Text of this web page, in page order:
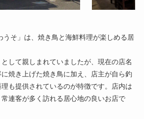
うそ」は、焼き鳥と海鮮料理が楽しめる居
して親しまれていましたが、現在の店名
焼き上げた焼き鳥に加え、店主が自ら釣
も提供されているのが特徴です。店内は
連客が多く訪れる居心地の良いお店で